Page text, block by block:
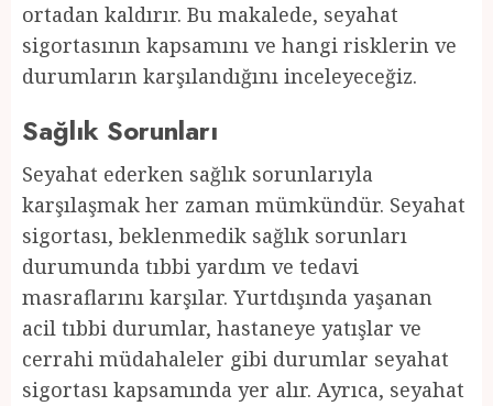
ortadan kaldırır. Bu makalede, seyahat
sigortasının kapsamını ve hangi risklerin ve
durumların karşılandığını inceleyeceğiz.
Sağlık Sorunları
Seyahat ederken sağlık sorunlarıyla
karşılaşmak her zaman mümkündür. Seyahat
sigortası, beklenmedik sağlık sorunları
durumunda tıbbi yardım ve tedavi
masraflarını karşılar. Yurtdışında yaşanan
acil tıbbi durumlar, hastaneye yatışlar ve
cerrahi müdahaleler gibi durumlar seyahat
sigortası kapsamında yer alır. Ayrıca, seyahat